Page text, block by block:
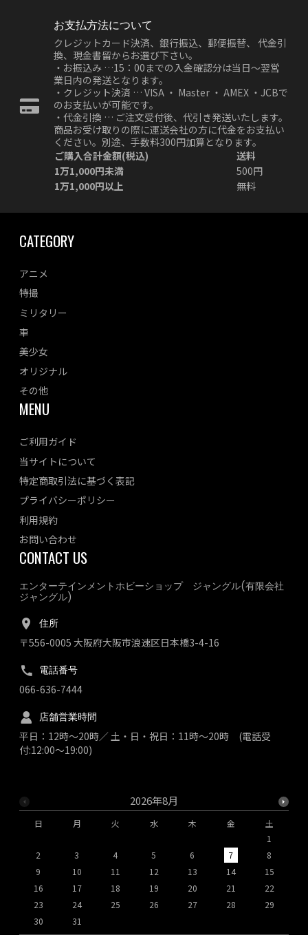
お支払方法について
クレジットカード決済、銀行振込、郵便振替、 代金引
換、現金書留からお選び下さい。
・お振込み …15：00までの入金確認分は当日～翌営
業日内の発送となります。
・クレジット決済 … VISA ・ Master ・ AMEX ・JCBで
のお支払いが可能です。
・代金引換 … ご注文受付後、代引き発送いたします。
商品お受け取りの際に運送会社の方に代金をお支払い
ください。別途、手数料300円加算となります。
ご購入合計金額(税込)
送料
1万1,000円未満
500円
1万1,000円以上
無料
2026年8月
日 月 火 水 木 金
土
1
2
3 4 5 6 7
8
9
10 11 12 13 14
15
16
17 18 19 20 21
22
23
24 25 26 27 28
29
30
31
CATEGORY
アニメ
特撮
ミリタリー
車
美少女
オリジナル
その他
MENU
ご利用ガイド
当サイトについて
特定商取引法に基づく表記
プライバシーポリシー
利用規約
お問い合わせ
CONTACT US
エンターテインメントホビーショップ ジャングル(有限会社
ジャングル)
住所
〒556-0005 大阪府大阪市浪速区日本橋3-4-16
電話番号
066-636-7444
店舗営業時間
平日：12時～20時／ 土・日・祝日：11時～20時 (電話受
付:12:00～19:00)